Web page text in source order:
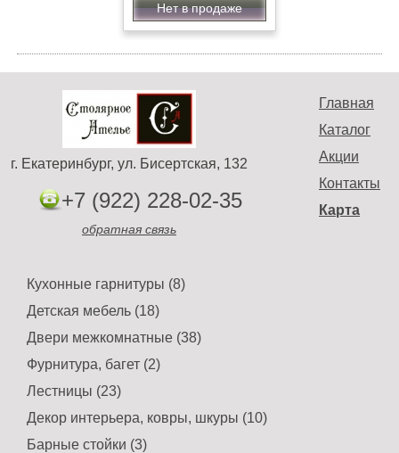
Нет в продаже
Главная
Каталог
Акции
Контакты
Карта
г. Екатеринбург, ул. Бисертская, 132
+7 (922) 228-02-35
обратная связь
Кухонные гарнитуры (8)
Детская мебель (18)
Двери межкомнатные (38)
Фурнитура, багет (2)
Лестницы (23)
Декор интерьера, ковры, шкуры (10)
Барные стойки (3)